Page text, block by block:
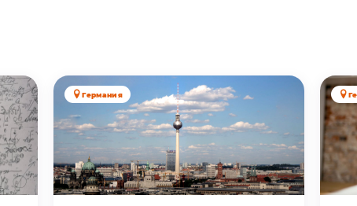
Германия